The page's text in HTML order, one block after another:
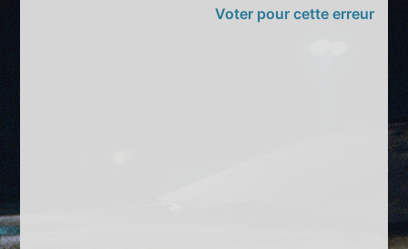
Voter pour cette erreur